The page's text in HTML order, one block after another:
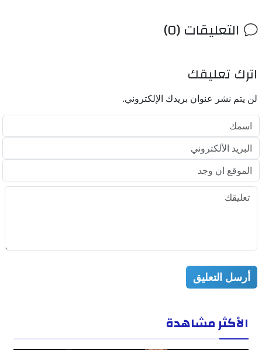
التعليقات (0)
اترك تعليقك
لن يتم نشر عنوان بريدك الإلكتروني.
أرسل التعليق
الأكثر مشاهدة